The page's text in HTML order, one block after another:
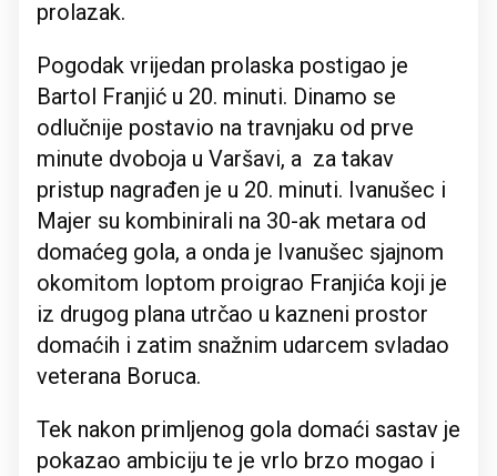
prolazak.
Pogodak vrijedan prolaska postigao je
Bartol Franjić u 20. minuti. Dinamo se
odlučnije postavio na travnjaku od prve
minute dvoboja u Varšavi, a za takav
pristup nagrađen je u 20. minuti. Ivanušec i
Majer su kombinirali na 30-ak metara od
domaćeg gola, a onda je Ivanušec sjajnom
okomitom loptom proigrao Franjića koji je
iz drugog plana utrčao u kazneni prostor
domaćih i zatim snažnim udarcem svladao
veterana Boruca.
Tek nakon primljenog gola domaći sastav je
pokazao ambiciju te je vrlo brzo mogao i